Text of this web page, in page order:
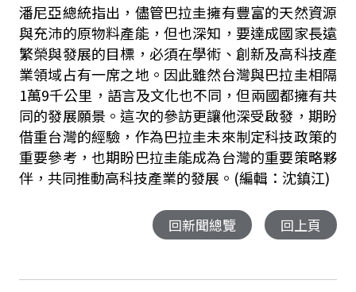
潘尼亞總統指出，儘管巴拉圭擁有豐富的天然資源
與充沛的原物料產能，但也深知，要達成國家長遠
繁榮與發展的目標，必須在學術、創新及高科技產
業領域占有一席之地。因此雖然台灣與巴拉圭相隔
1萬9千公里，語言及文化也不同，但兩國都擁有共
同的發展願景。這次的參訪更讓他深受啟發，期盼
借重台灣的經驗，作為巴拉圭未來制定科技政策的
重要參考，也期盼巴拉圭能成為台灣的重要策略夥
伴，共同推動高科技產業的發展。(編輯：沈鎮江)
回新聞總覽 回上頁